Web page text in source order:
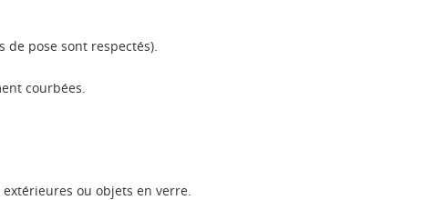
de pose sont respectés).
courbées.
ou objets en verre.